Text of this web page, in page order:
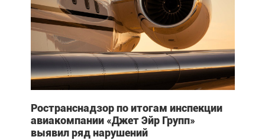
Ространснадзор по итогам инспекции
авиакомпании «Джет Эйр Групп»
выявил ряд нарушений